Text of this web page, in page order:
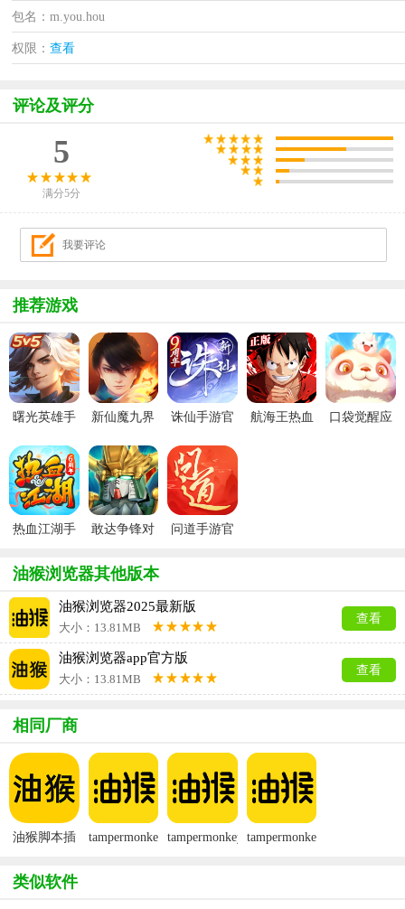
包名：m.you.hou
权限：查看
评论及评分
5
满分5分
推荐游戏
曙光英雄手
版
新仙魔九界
方正版
诛仙手游官
航海王热血
口袋觉醒应
热血江湖手
敢达争锋对
问道手游官
油猴浏览器其他版本
油猴浏览器2025最新版
大小：13.81MB
查看
油猴浏览器app官方版
大小：13.81MB
查看
相同厂商
油猴脚本插
tampermonkey
tampermonkey
tampermonkey
类似软件